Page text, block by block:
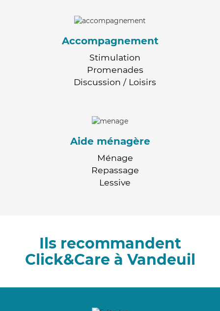
Accompagnement
Stimulation
Promenades
Discussion / Loisirs
Aide ménagère
Ménage
Repassage
Lessive
Ils recommandent
Click&Care à Vandeuil